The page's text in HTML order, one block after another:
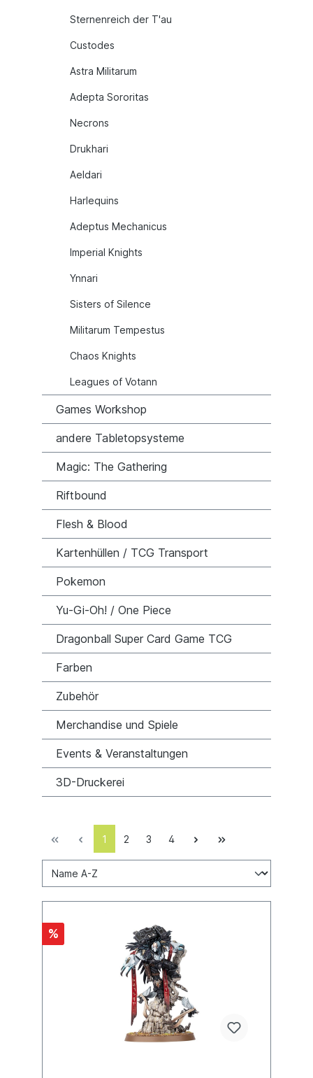
Sternenreich der T'au
Custodes
Astra Militarum
Adepta Sororitas
Necrons
Drukhari
Aeldari
Harlequins
Adeptus Mechanicus
Imperial Knights
Ynnari
Sisters of Silence
Militarum Tempestus
Chaos Knights
Leagues of Votann
Games Workshop
andere Tabletopsysteme
Magic: The Gathering
Riftbound
Flesh & Blood
Kartenhüllen / TCG Transport
Pokemon
Yu-Gi-Oh! / One Piece
Dragonball Super Card Game TCG
Farben
Zubehör
Merchandise und Spiele
Events & Veranstaltungen
3D-Druckerei
1 2 3 4
%